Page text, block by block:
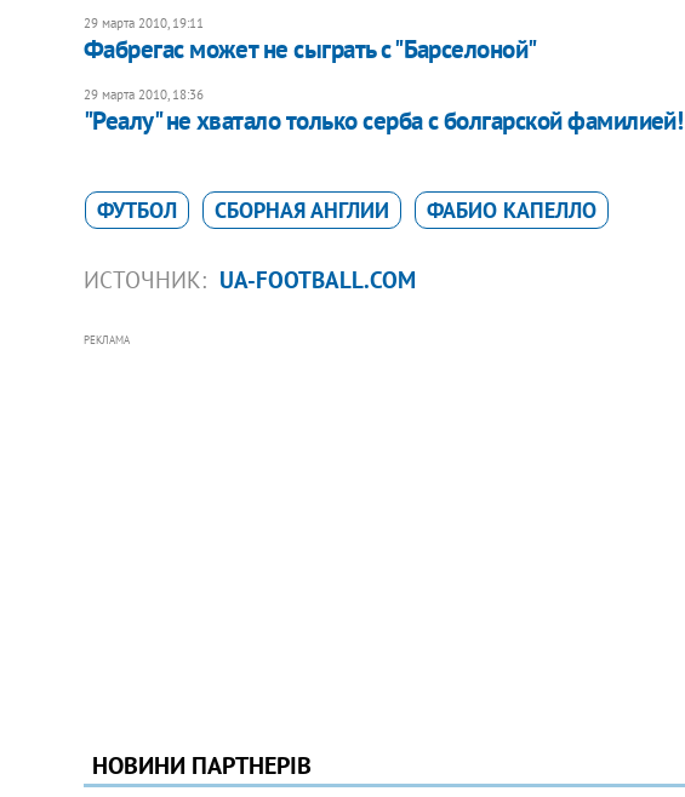
29 марта 2010, 19:11
Фабрегас может не сыграть с "Барселоной"
29 марта 2010, 18:36
"Реалу" не хватало только серба с болгарской фамилией!
ФУТБОЛ СБОРНАЯ АНГЛИИ ФАБИО КАПЕЛЛО
ИСТОЧНИК: UA-FOOTBALL.COM
РЕКЛАМА